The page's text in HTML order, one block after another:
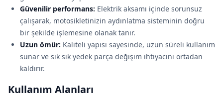
Güvenilir performans: Elektrik aksamı içinde sorunsuz
çalışarak, motosikletinizin aydınlatma sisteminin doğru
bir şekilde işlemesine olanak tanır.
Uzun ömür: Kaliteli yapısı sayesinde, uzun süreli kullanım
sunar ve sık sık yedek parça değişim ihtiyacını ortadan
kaldırır.
Kullanım Alanları